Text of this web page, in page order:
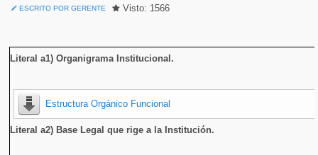
ESCRITO POR GERENTE Visto: 1566
Literal a1) Organigrama Institucional .
Estructura Orgánico Funcional
Literal a2) Base Legal que rige a la Institución.